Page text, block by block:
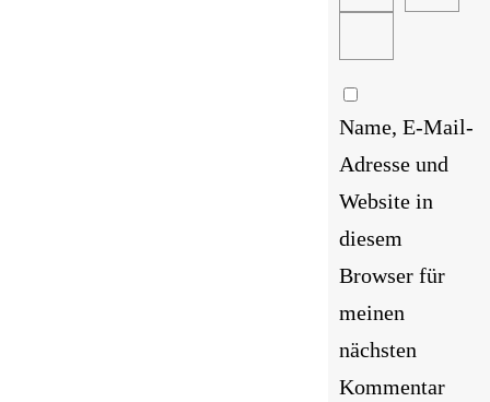
Name, E-Mail-
Adresse und
Website in
diesem
Browser für
meinen
nächsten
Kommentar